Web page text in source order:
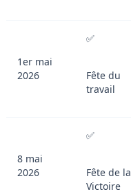
1er mai
2026
✅
Fête du
travail
8 mai
2026
✅
Fête de la
Victoire